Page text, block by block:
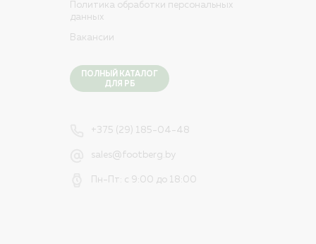
Политика обработки персональных
данных
Вакансии
ПОЛНЫЙ КАТАЛОГ
ДЛЯ РБ
+375 (29) 185-04-48
sales@footberg.by
Пн-Пт: с 9:00 до 18:00